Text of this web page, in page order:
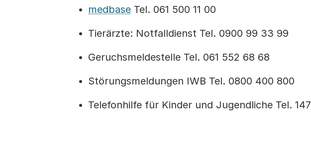
medbase Tel. 061 500 11 00
Tierärzte: Notfalldienst Tel. 0900 99 33 99
Geruchsmeldestelle Tel. 061 552 68 68
Störungsmeldungen IWB Tel. 0800 400 800
Telefonhilfe für Kinder und Jugendliche Tel. 147